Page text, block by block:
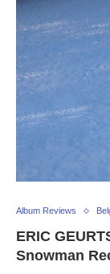
Album Reviews
ERIC
Snowman